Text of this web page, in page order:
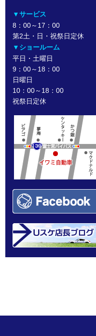
▼サービス
8：00～17：00
第2土・日・祝祭日定休
▼ショールーム
平日・土曜日
9：00～18：00
日曜日
10：00～18：00
祝祭日定休